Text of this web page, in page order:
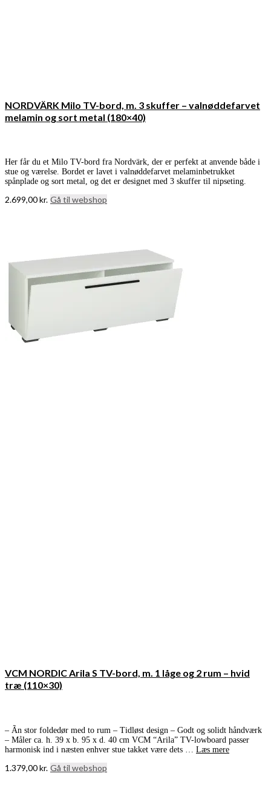
NORDVÄRK Milo TV-bord, m. 3 skuffer – valnøddefarvet
melamin og sort metal (180×40)
Her får du et Milo TV-bord fra Nordvärk, der er perfekt at anvende både i
stue og værelse. Bordet er lavet i valnøddefarvet melaminbetrukket
spånplade og sort metal, og det er designet med 3 skuffer til nipseting.
2.699,00kr. Gå til webshop
VCM NORDIC Arila S TV-bord, m. 1 låge og 2 rum – hvid
træ (110×30)
– Ãn stor foldedør med to rum – Tidløst design – Godt og solidt håndværk
– Måler ca. h. 39 x b. 95 x d. 40 cm VCM “Arila” TV-lowboard passer
harmonisk ind i næsten enhver stue takket være dets … Læs mere
1.379,00kr. Gå til webshop